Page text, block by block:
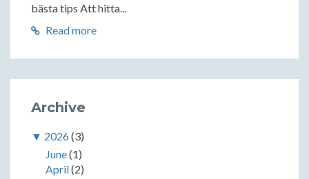
bästa tips Att hitta...
Read more
Archive
▼ 2026(3)
June(1)
April(2)